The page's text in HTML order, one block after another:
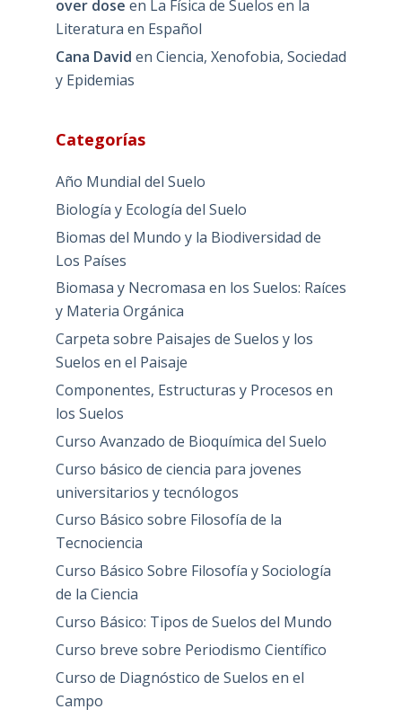
over dose en La Física de Suelos en la
Literatura en Español
Cana David en Ciencia, Xenofobia, Sociedad
y Epidemias
Categorías
Año Mundial del Suelo
Biología y Ecología del Suelo
Biomas del Mundo y la Biodiversidad de
Los Países
Biomasa y Necromasa en los Suelos: Raíces
y Materia Orgánica
Carpeta sobre Paisajes de Suelos y los
Suelos en el Paisaje
Componentes, Estructuras y Procesos en
los Suelos
Curso Avanzado de Bioquímica del Suelo
Curso básico de ciencia para jovenes
universitarios y tecnólogos
Curso Básico sobre Filosofía de la
Tecnociencia
Curso Básico Sobre Filosofía y Sociología
de la Ciencia
Curso Básico: Tipos de Suelos del Mundo
Curso breve sobre Periodismo Científico
Curso de Diagnóstico de Suelos en el
Campo